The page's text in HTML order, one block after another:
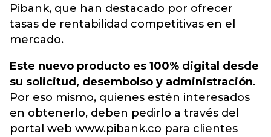
Pibank, que han destacado por ofrecer
tasas de rentabilidad competitivas en el
mercado.
Este nuevo producto es 100% digital desde
su solicitud, desembolso y administración.
Por eso mismo, quienes estén interesados
en obtenerlo, deben pedirlo a través del
portal web www.pibank.co para clientes